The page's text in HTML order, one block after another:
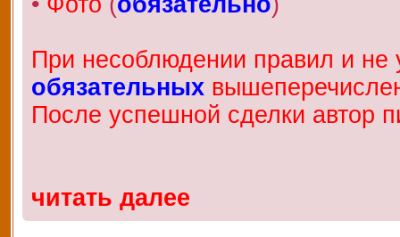
При несоблюдении правил и не
обязательных
После успешной сделки автор
читать далее